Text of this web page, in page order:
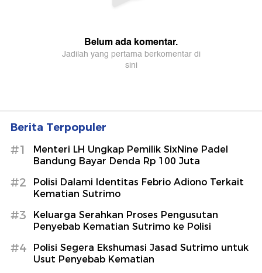
Berita Terpopuler
#1
Menteri LH Ungkap Pemilik SixNine Padel
Bandung Bayar Denda Rp 100 Juta
#2
Polisi Dalami Identitas Febrio Adiono Terkait
Kematian Sutrimo
#3
Keluarga Serahkan Proses Pengusutan
Penyebab Kematian Sutrimo ke Polisi
#4
Polisi Segera Ekshumasi Jasad Sutrimo untuk
Usut Penyebab Kematian